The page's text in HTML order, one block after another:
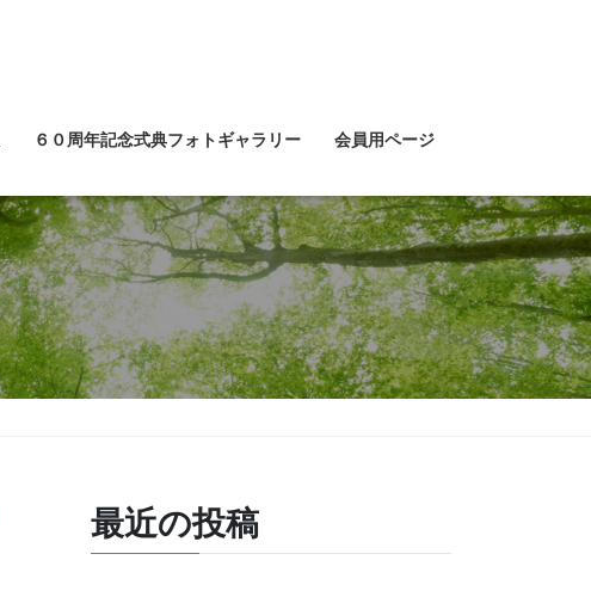
６０周年記念式典フォトギャラリー 会員用ページ
最近の投稿